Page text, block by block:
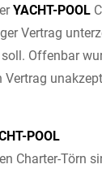
YACHT-POOL
Vertrag
Offenbar
Vertrag
POOL
Charter-Törn